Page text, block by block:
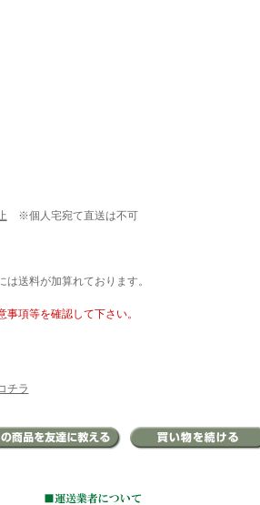
※個人宅宛て直送は不可
送料が加算れております。
項等を確認して下さい。
チラ